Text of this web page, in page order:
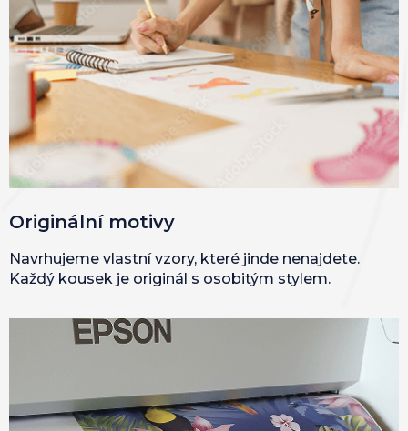
Originální motivy
Navrhujeme vlastní vzory, které jinde nenajdete.
Každý kousek je originál s osobitým stylem.